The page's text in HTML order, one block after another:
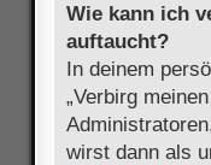
Wie kann ich
auftaucht?
In deinem
„Verbirg
wirst dann als